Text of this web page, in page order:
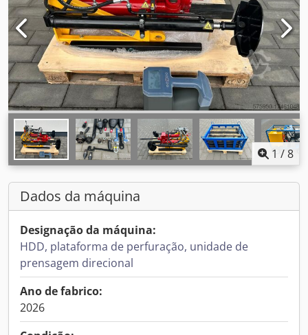
1 /8
Dados da máquina
Designação da máquina:
HDD, plataforma de perfuração, unidade de
prensagem direcional
Ano de fabrico:
2026